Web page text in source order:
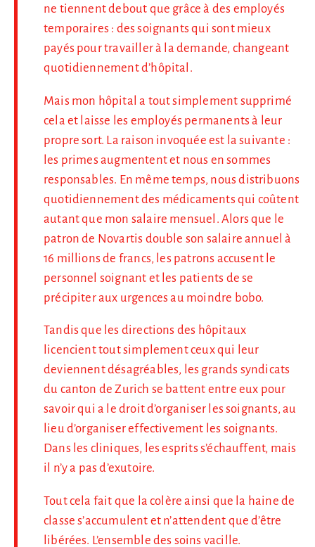
ne tiennent debout que grâce à des employés
temporaires : des soignants qui sont mieux
payés pour travailler à la demande, changeant
quotidiennement d’hôpital.
Mais mon hôpital a tout simplement supprimé
cela et laisse les employés permanents à leur
propre sort. La raison invoquée est la suivante :
les primes augmentent et nous en sommes
responsables. En même temps, nous distribuons
quotidiennement des médicaments qui coûtent
autant que mon salaire mensuel. Alors que le
patron de Novartis double son salaire annuel à
16 millions de francs, les patrons accusent le
personnel soignant et les patients de se
précipiter aux urgences au moindre bobo.
Tandis que les directions des hôpitaux
licencient tout simplement ceux qui leur
deviennent désagréables, les grands syndicats
du canton de Zurich se battent entre eux pour
savoir qui a le droit d’organiser les soignants, au
lieu d’organiser effectivement les soignants.
Dans les cliniques, les esprits s’échauffent, mais
il n’y a pas d’exutoire.
Tout cela fait que la colère ainsi que la haine de
classe s’accumulent et n’attendent que d’être
libérées. L’ensemble des soins vacille.